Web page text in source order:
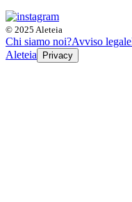
© 2025 Aleteia
Chi siamo noi?Avviso legale
Aleteia
Privacy